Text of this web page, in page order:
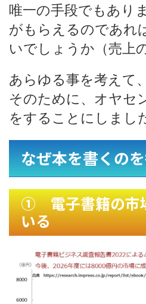
唯一の手段でもあり
がもらえるのであれ
いでしょうか（売上
あらゆる事を考えて
そのために、オヤセ
をすることにしまし
なぜ本を書くの
① 電子書籍の市
いる